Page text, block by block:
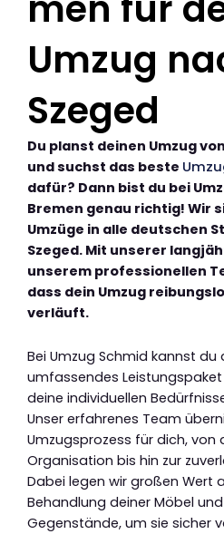
Umzug
Szeged
Du planst deinen Umzug
und suchst das beste
dafür? Dann bist du bei
Bremen genau richtig! Wir
Umzüge in alle deutschen
Szeged. Mit unserer
unserem professionellen
dass dein Umzug
verläuft.
Bei Umzug Schmid kannst du
umfassendes
deine individuellen
Unser erfahrenes Team
Umzugsprozess für dich, von
Organisation bis hin zur
Dabei legen wir großen Wert
Behandlung deiner Möbel
Gegenstände, um sie sicher